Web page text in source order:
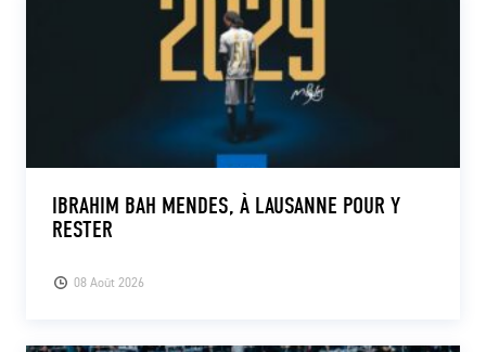
08 Août 2026
IBRAHIM BAH MENDES, À LAUSANNE POUR Y
RESTER